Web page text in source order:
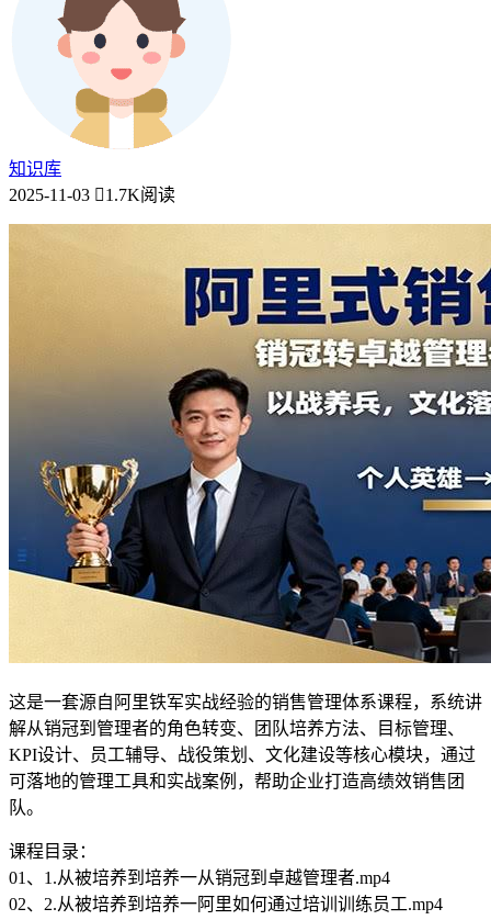
知识库
2025-11-03
1.7K阅读
这是一套源自阿里铁军实战经验的销售管理体系课程，系统讲
解从销冠到管理者的角色转变、团队培养方法、目标管理、
KPI设计、员工辅导、战役策划、文化建设等核心模块，通过
可落地的管理工具和实战案例，帮助企业打造高绩效销售团
队。
课程目录：
01、1.从被培养到培养一从销冠到卓越管理者.mp4
02、2.从被培养到培养一阿里如何通过培训训练员工.mp4